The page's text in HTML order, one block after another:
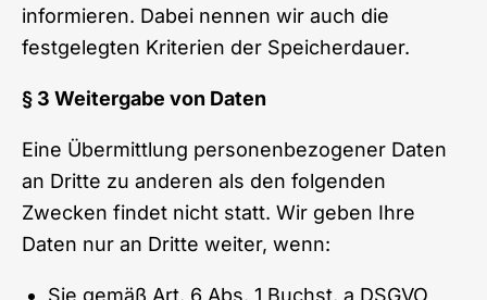
informieren. Dabei nennen wir auch die
festgelegten Kriterien der Speicherdauer.
§ 3 Weitergabe von Daten
Eine Übermittlung personenbezogener Daten
an Dritte zu anderen als den folgenden
Zwecken findet nicht statt. Wir geben Ihre
Daten nur an Dritte weiter, wenn:
Sie gemäß Art. 6 Abs. 1 Buchst. a DSGVO